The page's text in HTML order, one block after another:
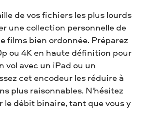
de vos fichiers les plus lourds
une collection personnelle de
films bien ordonnée. Préparez
ou 4K en haute définition pour
vol avec un iPad ou un
cet encodeur les réduire à
plus raisonnables. N'hésitez
le débit binaire, tant que vous y